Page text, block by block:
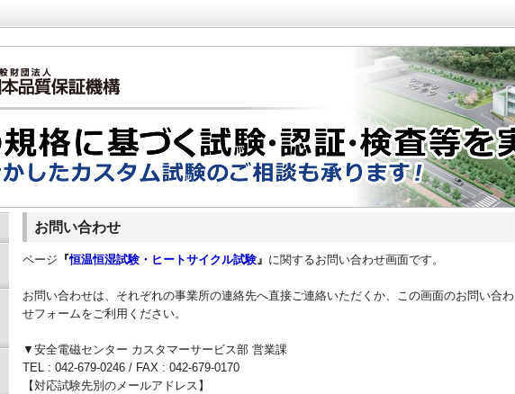
お問い合わせ
ページ 『恒温恒湿試験・ヒートサイクル試験』 に関するお問い合わせ画面です。
お問い合わせは、それぞれの事業所の連絡先へ直接ご連絡いただくか、この画面のお問い合わ
せフォームをご利用ください。
▼安全電磁センター カスタマーサービス部 営業課
TEL : 042-679-0246 / FAX : 042-679-0170
【対応試験先別のメールアドレス】